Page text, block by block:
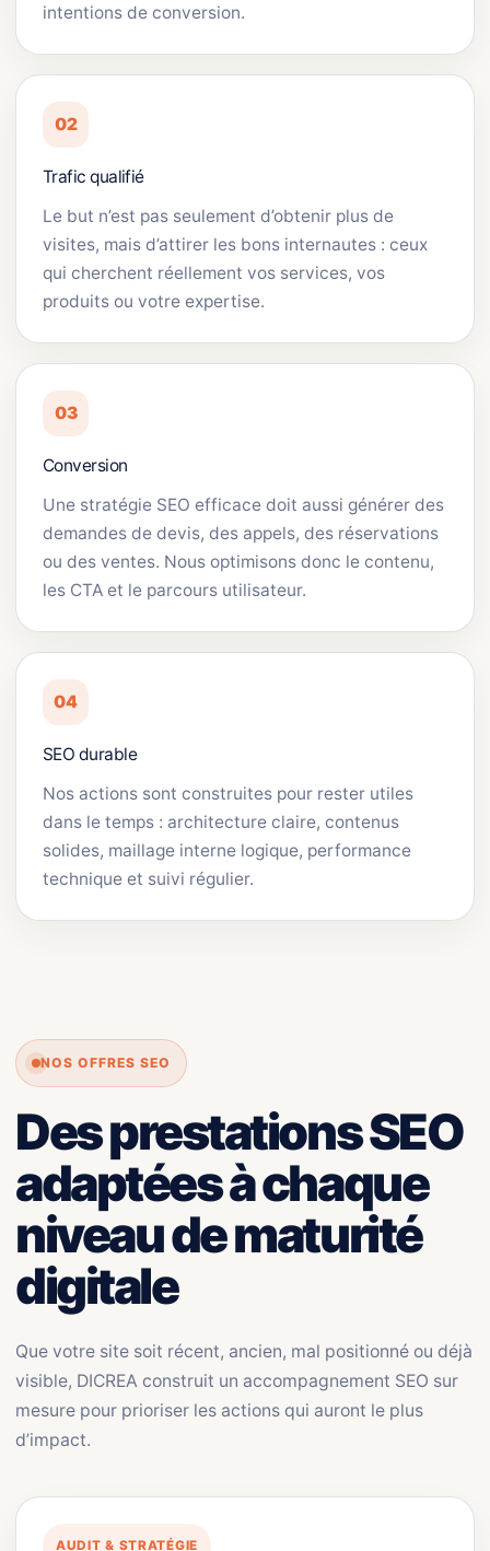
intentions de conversion.
02
Trafic qualifié
Le but n’est pas seulement d’obtenir plus de
visites, mais d’attirer les bons internautes : ceux
qui cherchent réellement vos services, vos
produits ou votre expertise.
03
Conversion
Une stratégie SEO efficace doit aussi générer des
demandes de devis, des appels, des réservations
ou des ventes. Nous optimisons donc le contenu,
les CTA et le parcours utilisateur.
04
SEO durable
Nos actions sont construites pour rester utiles
dans le temps : architecture claire, contenus
solides, maillage interne logique, performance
technique et suivi régulier.
NOS OFFRES SEO
Des prestations SEO
adaptées à chaque
niveau de maturité
digitale
Que votre site soit récent, ancien, mal positionné ou déjà
visible, DICREA construit un accompagnement SEO sur
mesure pour prioriser les actions qui auront le plus
d’impact.
AUDIT & STRATÉGIE